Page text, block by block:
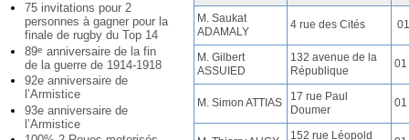
75 invitations pour 2
personnes à gagner pour la
finale de rugby du Top 14
89e anniversaire de la fin
de la guerre de 1914-1918
92e anniversaire de
l’Armistice
93e anniversaire de
l’Armistice
M. Saukat
ADAMALY
4 rue des Cités
M. Gilbert
ASSUIED
132 avenue de la
République
01
M. Simon ATTIAS
17 rue Paul
Doumer
01
152 rue Léopold